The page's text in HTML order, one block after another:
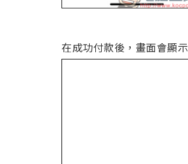
在成功付款後，畫面會顯